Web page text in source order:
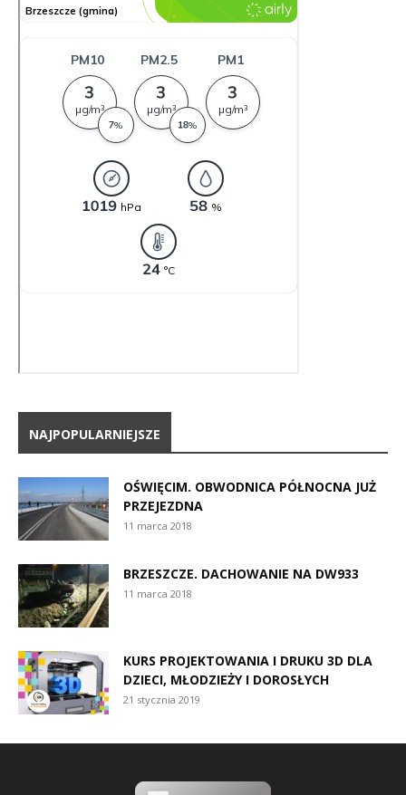
NAJPOPULARNIEJSZE
OŚWIĘCIM. OBWODNICA PÓŁNOCNA JUŻ
PRZEJEZDNA
11 marca 2018
BRZESZCZE. DACHOWANIE NA DW933
11 marca 2018
KURS PROJEKTOWANIA I DRUKU 3D DLA
DZIECI, MŁODZIEŻY I DOROSŁYCH
21 stycznia 2019